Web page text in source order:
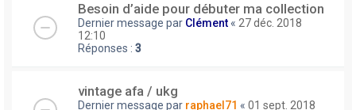
Besoin d’aide pour débuter ma collection
Dernier message par Clément « 27 déc. 2018
12:10
Réponses : 3
vintage afa / ukg
Dernier message par raphael71 « 01 sept. 2018